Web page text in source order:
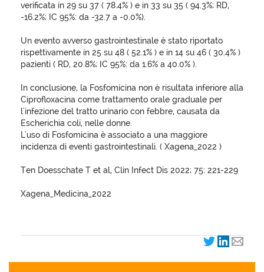
verificata in 29 su 37 ( 78.4% ) e in 33 su 35 ( 94.3%; RD,
-16.2%; IC 95%: da -32.7 a -0.0%).
Un evento avverso gastrointestinale è stato riportato
rispettivamente in 25 su 48 ( 52.1% ) e in 14 su 46 ( 30.4% )
pazienti ( RD, 20.8%; IC 95%: da 1.6% a 40.0% ).
In conclusione, la Fosfomicina non è risultata inferiore alla
Ciprofloxacina come trattamento orale graduale per
l'infezione del tratto urinario con febbre, causata da
Escherichia coli, nelle donne.
L'uso di Fosfomicina è associato a una maggiore
incidenza di eventi gastrointestinali. ( Xagena_2022 )
Ten Doesschate T et al, Clin Infect Dis 2022; 75: 221-229
Xagena_Medicina_2022